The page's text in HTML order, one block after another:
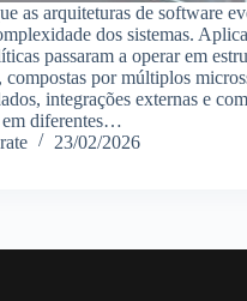
as arquiteturas de software
dos sistemas.
passaram a operar em
compostas por múltiplos
integrações externas e
em diferentes…
23/02/2026